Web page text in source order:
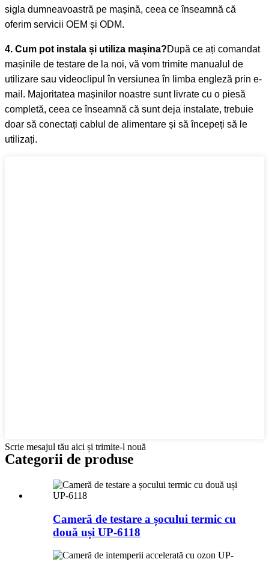
sigla dumneavoastră pe mașină, ceea ce înseamnă că
oferim servicii OEM și ODM.
4. Cum pot instala și utiliza mașina?După ce ați comandat
mașinile de testare de la noi, vă vom trimite manualul de
utilizare sau videoclipul în versiunea în limba engleză prin e-
mail. Majoritatea mașinilor noastre sunt livrate cu o piesă
completă, ceea ce înseamnă că sunt deja instalate, trebuie
doar să conectați cablul de alimentare și să începeți să le
utilizați.
Scrie mesajul tău aici și trimite-l nouă
Categorii de produse
Cameră de testare a șocului termic cu
două uși UP-6118